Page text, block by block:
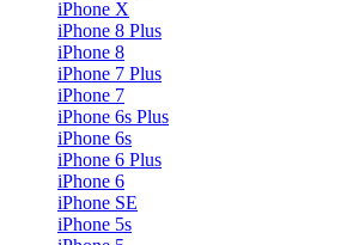
iPhone X
iPhone 8 Plus
iPhone 8
iPhone 7 Plus
iPhone 7
iPhone 6s Plus
iPhone 6s
iPhone 6 Plus
iPhone 6
iPhone SE
iPhone 5s